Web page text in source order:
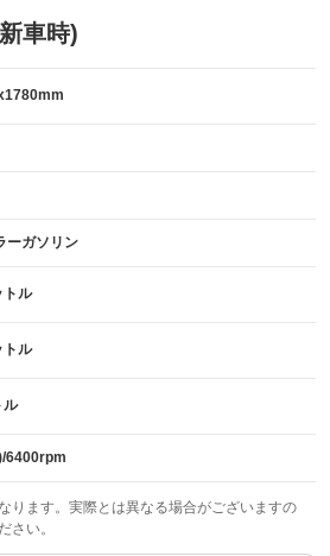
：装備なし
車時)
ーガソリン
ル
ル
ル
6400rpm
ります。実際とは異なる場合がございますの
さい。